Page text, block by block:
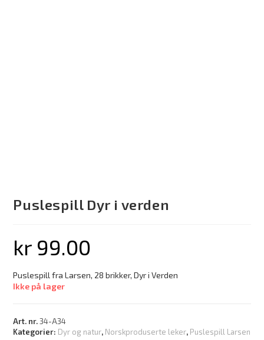
Puslespill Dyr i verden
kr 99.00
Puslespill fra Larsen, 28 brikker, Dyr i Verden
Ikke på lager
Art. nr.34-A34
Kategorier: Dyr og natur, Norskproduserte leker, Puslespill Larsen